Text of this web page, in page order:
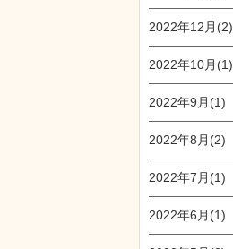
2022年12月(2)
2022年10月(1)
2022年9月(1)
2022年8月(2)
2022年7月(1)
2022年6月(1)